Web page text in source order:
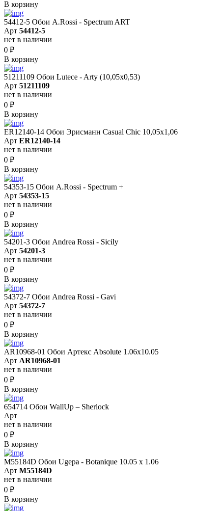
В корзину
54412-5 Обои A.Rossi - Spectrum ART
Арт 54412-5
нет в наличии
0 ₽
В корзину
51211109 Обои Lutece - Arty (10,05x0,53)
Арт 51211109
нет в наличии
0 ₽
В корзину
ER12140-14 Обои Эрисманн Casual Chic 10,05x1,06
Арт ER12140-14
нет в наличии
0 ₽
В корзину
54353-15 Обои A.Rossi - Spectrum +
Арт 54353-15
нет в наличии
0 ₽
В корзину
54201-3 Обои Andrea Rossi - Sicily
Арт 54201-3
нет в наличии
0 ₽
В корзину
54372-7 Обои Andrea Rossi - Gavi
Арт 54372-7
нет в наличии
0 ₽
В корзину
AR10968-01 Обои Артекс Absolute 1.06x10.05
Арт AR10968-01
нет в наличии
0 ₽
В корзину
654714 Обои WallUp – Sherlock
Арт
нет в наличии
0 ₽
В корзину
M55184D Обои Ugepa - Botanique 10.05 х 1.06
Арт M55184D
нет в наличии
0 ₽
В корзину